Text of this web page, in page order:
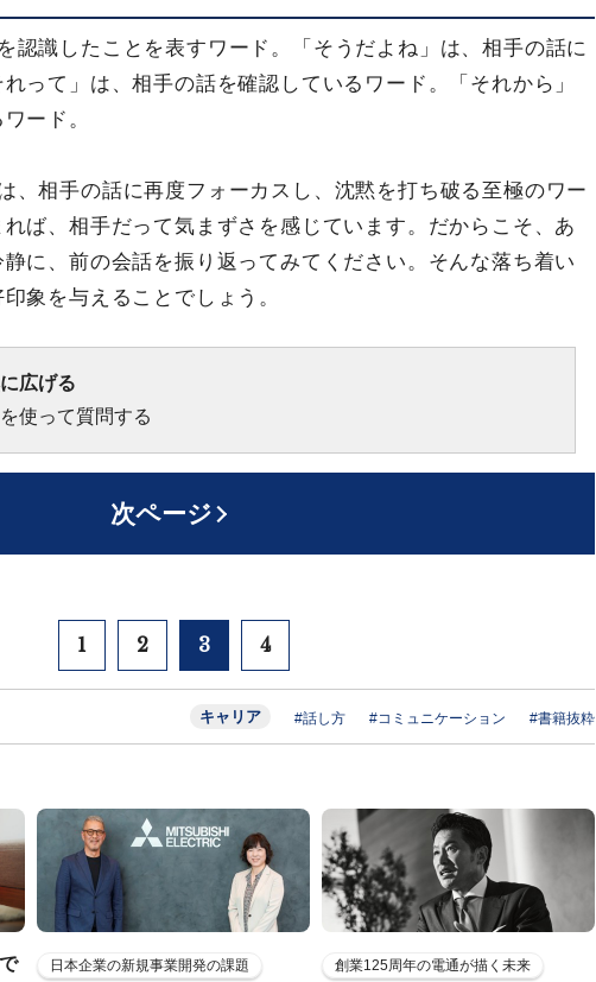
認識したことを表すワード。「そうだよね」は、相手の話に
って」は、相手の話を確認しているワード。「それから」
ード。
、相手の話に再度フォーカスし、沈黙を打ち破る至極のワー
れば、相手だって気まずさを感じています。だからこそ、あ
に、前の会話を振り返ってみてください。そんな落ち着い
象を与えることでしょう。
広げる
使って質問する
次ページ
1 2 3 4
キャリア #話し方 #コミュニケーション #書籍抜粋
日本企業の新規事業開発の課題 創業125周年の電通が描く未来